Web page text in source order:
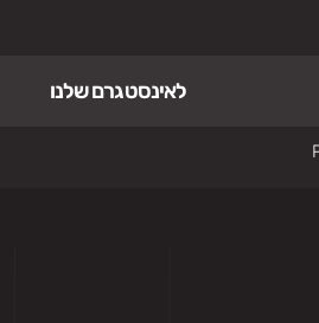
לאינסטגרם שלנו